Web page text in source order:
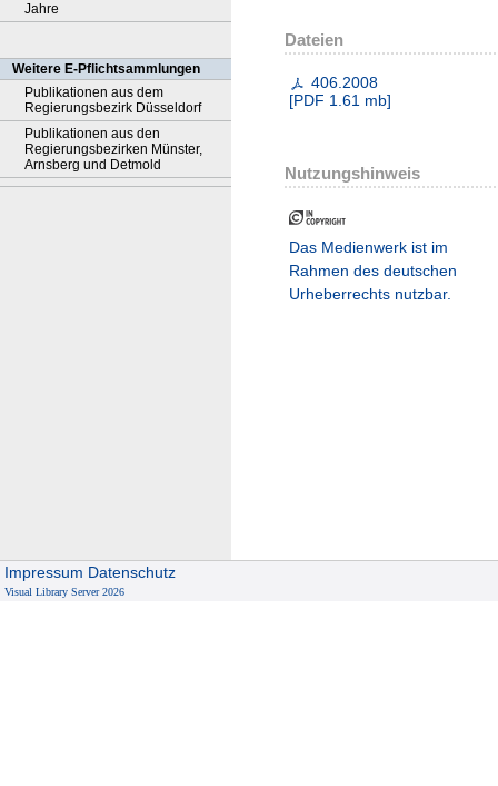
Jahre
Weitere E-Pflichtsammlungen
Publikationen aus dem
Regierungsbezirk Düsseldorf
Publikationen aus den
Regierungsbezirken Münster,
Arnsberg und Detmold
Dateien
406.2008
[PDF 1.61 mb]
Nutzungshinweis
Das Medienwerk ist im
Rahmen des deutschen
Urheberrechts nutzbar.
Impressum Datenschutz
Visual Library Server 2026